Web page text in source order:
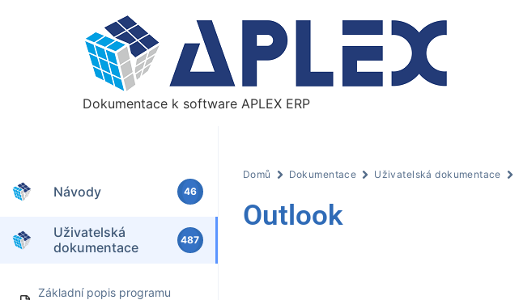
Dokumentace k software APLEX ERP
Návody 46
Uživatelská
dokumentace
487
Základní popis programu
Domů Dokumentace Uživatelská dokumentace
Outlook